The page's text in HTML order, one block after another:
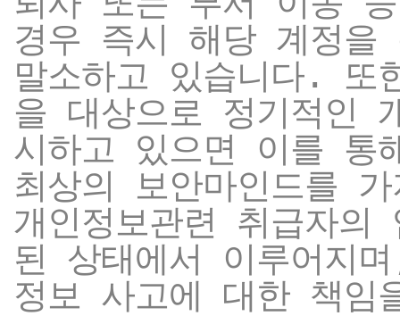
경우 즉시 해당 계정을
말소하고 있습니다. 또
을 대상으로 정기적인
시하고 있으면 이를 통
최상의 보안마인드를
개인정보관련 취급자
된 상태에서 이루어지
정보 사고에 대한 책임